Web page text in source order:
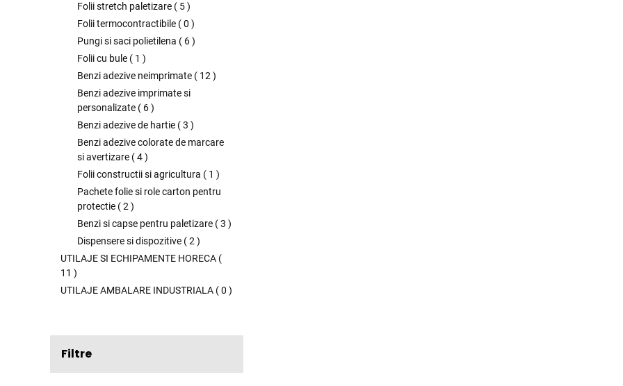
Folii stretch paletizare ( 5)
Folii termocontractibile (0 )
Pungi si saci polietilena ( 6)
Folii cu bule ( 1 )
Benzi adezive neimprimate ( 12 )
Benzi adezive imprimate si
personalizate ( 6)
Benzi adezive de hartie (3 )
Benzi adezive colorate de marcare
si avertizare (4)
Folii constructii si agricultura ( 1 )
Pachete folie si role carton pentru
protectie (2 )
Benzi si capse pentru paletizare (3 )
Dispensere si dispozitive (2 )
UTILAJE SI ECHIPAMENTE HORECA (
11 )
UTILAJE AMBALARE INDUSTRIALA (0 )
Filtre